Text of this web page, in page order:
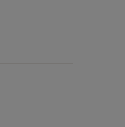
karciekarcie
się w nowej karcie